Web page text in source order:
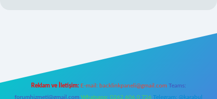
Reklam ve İletişim: E-mail: backlinkpaneli@gmail.com Teams:
forumhizmeti@gmail.com Whatsapp: 0262 606 0 726 Telegram: @karabul